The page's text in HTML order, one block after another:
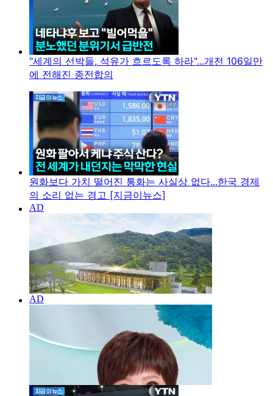
"세계의 선박들, 석유가 흐르도록 하라"...개전 106일만
에 전해진 종전합의
원화보다 가치 떨어진 통화는 사실상 없다...한국 경제
의 소리 없는 경고 [지금이뉴스]